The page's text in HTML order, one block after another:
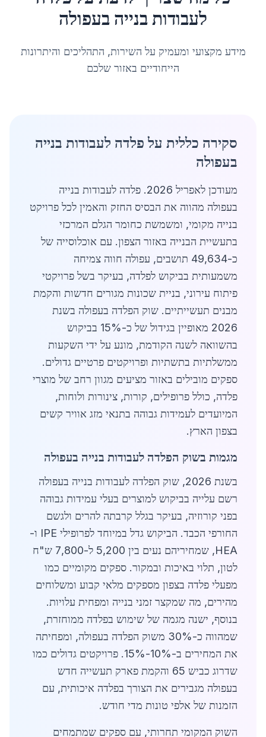
לעבודות בנייה בעפולה
מידע מקצועי ומעמיק על השירות, התהליכים והיתרונות
הייחודיים באזור שלכם
סקירה כללית על פלדה לעבודות בנייה
בעפולה
מעודכן לאפריל 2026. פלדה לעבודות בנייה
בעפולה מהווה את הבסיס החזק והאמין לכל פרויקט
בנייה מקומי, ומשמשת כחומר הגלם המרכזי
בתעשיית הבנייה באזור הצפון. עם אוכלוסייה של
כ-49,634 תושבים, עפולה חווה צמיחה
משמעותית בביקוש לפלדה, בעיקר בשל פרויקטי
פיתוח עירוני, בניית שכונות מגורים חדשות והקמת
מבנים תעשייתיים. שוק הפלדה בעפולה בשנת
2026 מאופיין בגידול של כ-15% בביקוש
בהשוואה לשנה הקודמת, מונע על ידי השקעות
ממשלתיות בתשתיות ופרויקטים פרטיים גדולים.
ספקים מובילים באזור מציעים מגוון רחב של מוצרי
פלדה, כולל פרופילים, קורות, צינורות ולוחות,
המיועדים לעמידות גבוהה בתנאי מזג אוויר קשים
בצפון הארץ.
מגמות בשוק הפלדה לעבודות בנייה בעפולה
בשנת 2026, שוק הפלדה לעבודות בנייה בעפולה
רשם עלייה בביקוש למוצרים בעלי עמידות גבוהה
בפני קורוזיה, בעיקר בגלל קרבתה להרים ולגשם
החורפי הכבד. הביקוש גדל במיוחד לפרופילי IPE ו-
HEA, שמחיריהם נעים בין 5,200 ל-7,800 ש"ח
לטון, תלוי באיכות ובמקור. ספקים מקומיים כמו
מפעלי פלדה בצפון מספקים מלאי קבוע ומשלוחים
מהירים, מה שמקצר זמני בנייה ומפחית עלויות.
בנוסף, ישנה מגמה של שימוש בפלדה ממוחזרת,
שמהווה כ-30% משוק הפלדה בעפולה, ומפחיתה
את המחירים ב-10%-15%. פרויקטים גדולים כמו
שדרוג כביש 65 והקמת פארק תעשייה חדש
בעפולה מגבירים את הצורך בפלדה איכותית, עם
הזמנות של אלפי טונות מדי חודש.
השוק המקומי תחרותי, עם ספקים שמתמחים